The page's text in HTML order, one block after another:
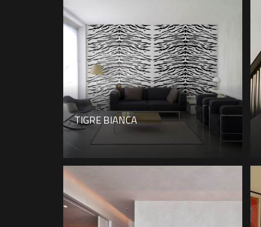
TIGRE BIANCA